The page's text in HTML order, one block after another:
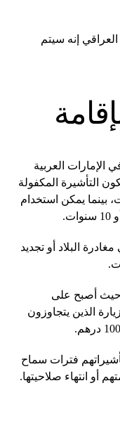
إنه سيتم
الإمارات العربية
التأشيرة المكفولة
بينما يمكن استخدام
البلاد أو تجديد
حيث أصبح على
الذين يتجاوزون
فترات سماح
أو انتهاء صلاحيتها.